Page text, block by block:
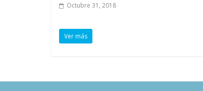
Octubre 31, 2018
Ver más